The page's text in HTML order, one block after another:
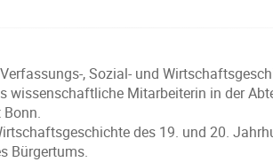
, Sozial- und
wissenschaftliche Mitarbeiterin in der
des 19. und 20.
Bürgertums.